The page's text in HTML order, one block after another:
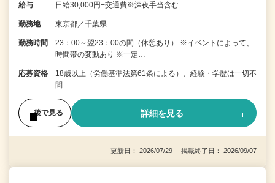
給与 日給30,000円+交通費※深夜手当含む
勤務地 東京都／千葉県
勤務時間
23：00～翌23：00の間（休憩あり） ※イベントによって、
時間帯の変動あり ※一定…
応募資格
18歳以上（労働基準法第61条による）、経験・学歴は一切不
問
後で見る 詳細を見る
更新日： 2026/07/29 掲載終了日： 2026/09/07